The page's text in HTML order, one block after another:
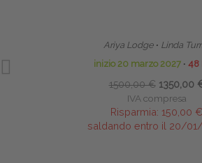
Ariya Lodge ∙ Linda
inizio 20 marzo 2027 ∙ 48
1500,00 € 1350,00
IVA compresa
Risparmia: 150,00 €
saldando entro il 20/